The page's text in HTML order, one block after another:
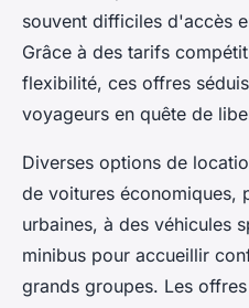
souvent difficiles d'accès
Grâce à des tarifs
flexibilité, ces offres
voyageurs en quête de
Diverses options de
de voitures économiques,
urbaines, à des véhicules
minibus pour accueillir
grands groupes. Les